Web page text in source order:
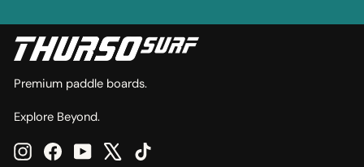
IN
Premium paddle boards.
Explore Beyond.
InstagramFacebookYouTube